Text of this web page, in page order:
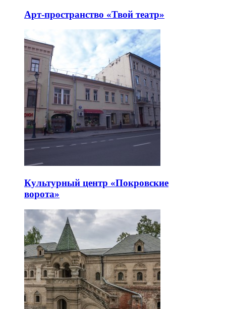
Арт-пространство «Твой театр»
Культурный центр «Покровские
ворота»